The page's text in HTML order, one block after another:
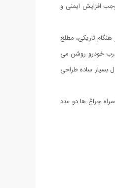
افزایش ایمنی و
تاریکی، مطلع
خودرو روشن می
بسیار ساده طراحی
چراغ ها دو عدد